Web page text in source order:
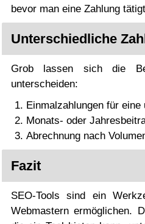
bevor man eine Zahlung
Unterschiedliche
Grob lassen sich die
unterscheiden:
Einmalzahlungen für
Monats- oder
Abrechnung nach
Fazit
SEO-Tools sind ein
Webmastern ermöglichen.